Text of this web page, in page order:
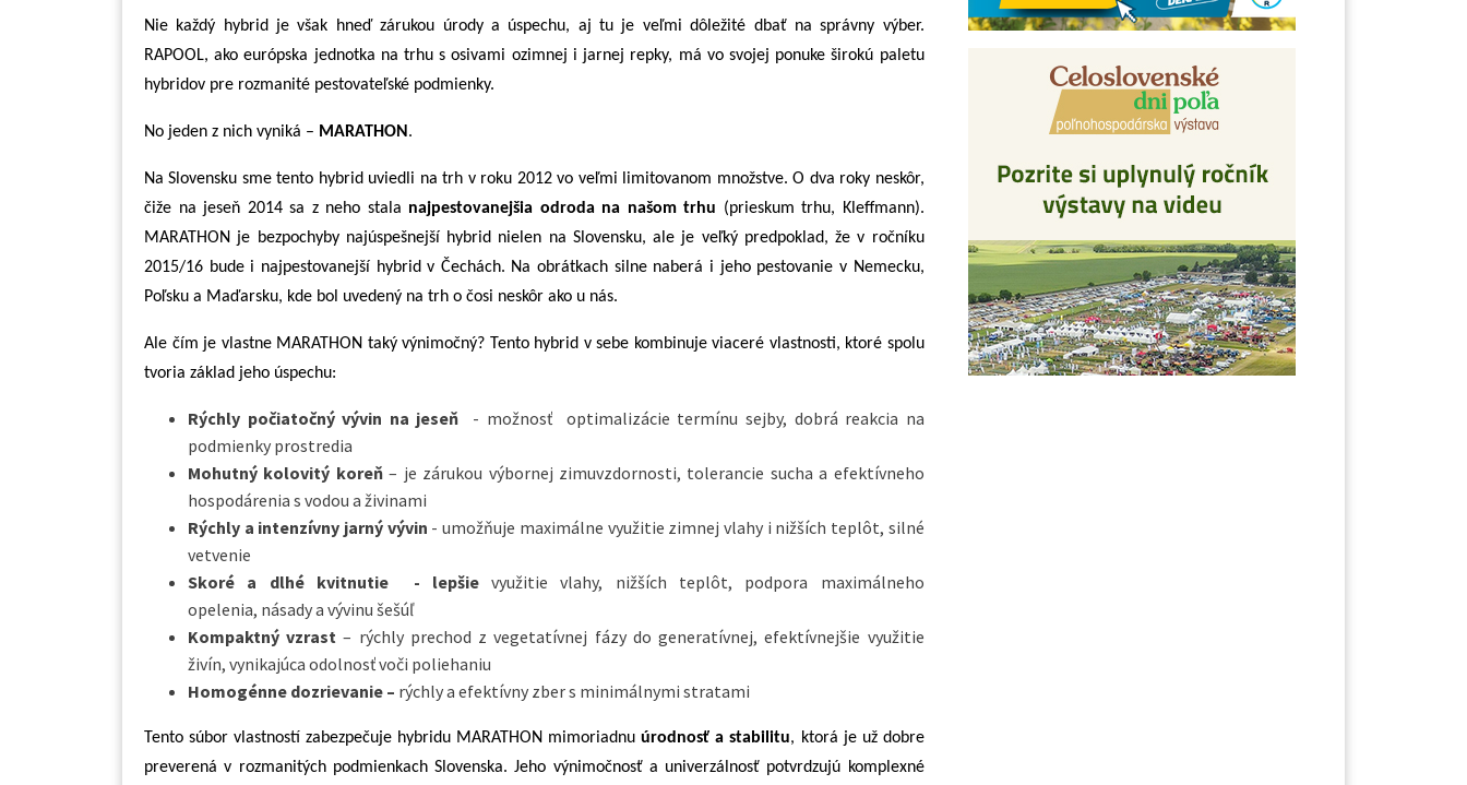
Nie každý hybrid je však hneď zárukou úrody a úspechu, aj tu je veľmi dôležité dbať na správny výber.
RAPOOL, ako európska jednotka na trhu s osivami ozimnej i jarnej repky, má vo svojej ponuke širokú paletu
hybridov pre rozmanité pestovateľské podmienky.
No jeden z nich vyniká – MARATHON .
Na Slovensku sme tento hybrid uviedli na trh v roku 2012 vo veľmi limitovanom množstve. O dva roky neskôr,
čiže na jeseň 2014 sa z neho stala najpestovanejšia odroda na našom trhu (prieskum trhu, Kleffmann).
MARATHON je bezpochyby najúspešnejší hybrid nielen na Slovensku, ale je veľký predpoklad, že v ročníku
2015/16 bude i najpestovanejší hybrid v Čechách. Na obrátkach silne naberá i jeho pestovanie v Nemecku,
Poľsku a Maďarsku, kde bol uvedený na trh o čosi neskôr ako u nás.
Ale čím je vlastne MARATHON taký výnimočný? Tento hybrid v sebe kombinuje viaceré vlastnosti, ktoré spolu
tvoria základ jeho úspechu:
Rýchly počiatočný vývin na jeseň - možnosť optimalizácie termínu sejby, dobrá reakcia na
podmienky prostredia
Mohutný kolovitý koreň– je zárukou výbornej zimuvzdornosti, tolerancie sucha a efektívneho
hospodárenia s vodou a živinami
Rýchly a intenzívny jarný vývin - umožňuje maximálne využitie zimnej vlahy i nižších teplôt, silné
vetvenie
Skoré a dlhé kvitnutie - lepšievyužitie vlahy, nižších teplôt, podpora maximálneho
opelenia, násady a vývinu šešúľ
Kompaktný vzrast – rýchly prechod z vegetatívnej fázy do generatívnej, efektívnejšie využitie
živín, vynikajúca odolnosť voči poliehaniu
Homogénne dozrievanie – rýchly a efektívny zber s minimálnymi stratami
Tento súbor vlastností zabezpečuje hybridu MARATHON mimoriadnuúrodnosť a stabilitu, ktorá je už dobre
preverená v rozmanitých podmienkach Slovenska. Jeho výnimočnosť a univerzálnosť potvrdzujú komplexné